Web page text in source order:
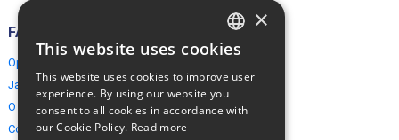
FAQ
Opinie naszych klientów
Jak rezerwować?
O EuropeMountains.com
Cookies, Prywatność, Bezpieczeństwo
ENGLISH
×
This website uses cookies
This website uses cookies to improve user
experience. By using our website you
consent to all cookies in accordance with
our Cookie Policy. Read more